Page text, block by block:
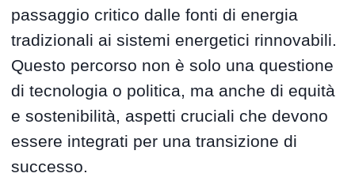
passaggio critico dalle fonti di energia
tradizionali ai sistemi energetici rinnovabili.
Questo percorso non è solo una questione
di tecnologia o politica, ma anche di equità
e sostenibilità, aspetti cruciali che devono
essere integrati per una transizione di
successo.